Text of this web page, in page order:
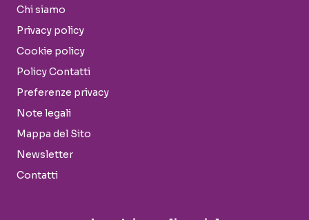
Chi siamo
Privacy policy
Cookie policy
Policy Contatti
Preferenze privacy
Note legali
Mappa del Sito
Newsletter
Contatti